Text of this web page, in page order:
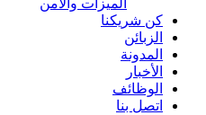
الميزات والأمن
كن شريكنا
الزبائن
المدونة
الأخبار
الوظائف
اتصل بنا